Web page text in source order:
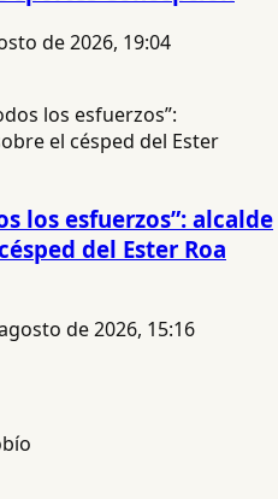
de 2026, 19:04
los esfuerzos”: alcalde
del Ester Roa
de 2026, 15:16